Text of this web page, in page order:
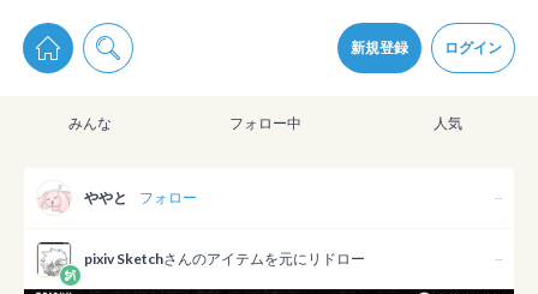
新規登録 ログイン
pixiv Sketchは2024年5月28日付で プライパシーポリシーを改定しました。
通知を受け取るにはここをクリックします
pixiv Sketchアプリでさらに快適に！
みんな フォロー中 人気
ややと フォロー --
pixiv Sketchさんのアイテムを元にリドロー --